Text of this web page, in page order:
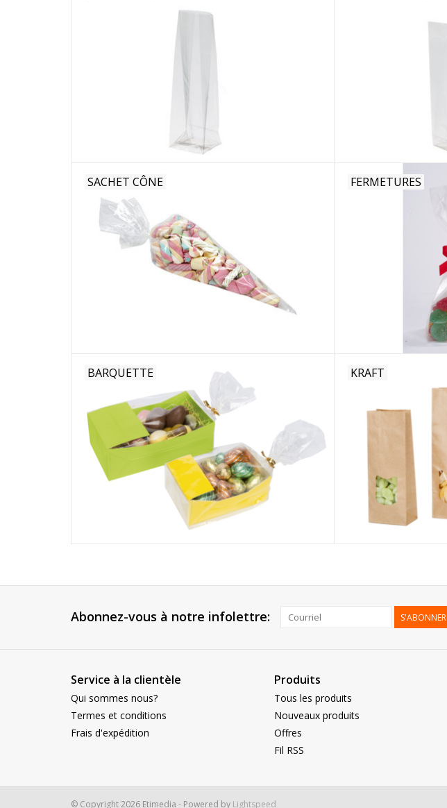
SACHET CÔNE FERMETURES
BARQUETTE KRAFT
Abonnez-vous à notre infolettre: S'ABONNER
Service à la clientèle
Qui sommes nous?
Termes et conditions
Frais d'expédition
Produits
Tous les produits
Nouveaux produits
Offres
Fil RSS
© Copyright 2026 Etimedia - Powered by Lightspeed